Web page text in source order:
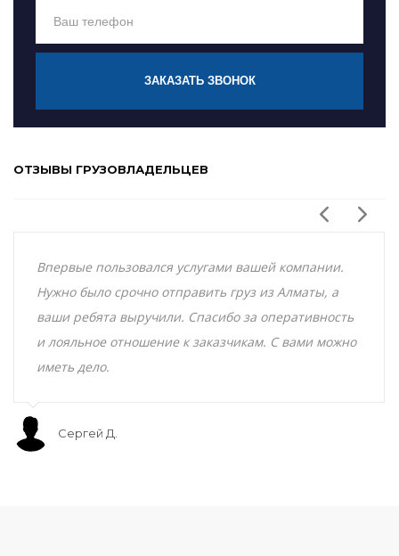
ЗАКАЗАТЬ ЗВОНОК
ОТЗЫВЫ ГРУЗОВЛАДЕЛЬЦЕВ
Впервые пользовался услугами вашей компании.
Нужно было срочно отправить груз из Алматы, а
ваши ребята выручили. Спасибо за оперативность
и лояльное отношение к заказчикам. С вами можно
иметь дело.
Сергей Д.